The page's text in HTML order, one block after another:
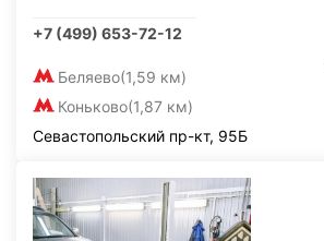
+7 (499) 653-72-12
Беляево(1,59 км)
Коньково(1,87 км)
Севастопольский пр-кт, 95Б